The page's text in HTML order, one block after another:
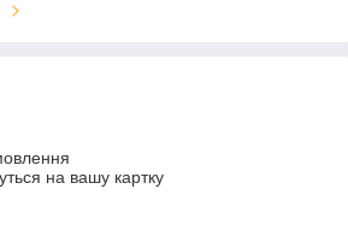
на вашу картку